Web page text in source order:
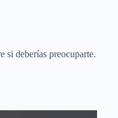
si deberías preocuparte.